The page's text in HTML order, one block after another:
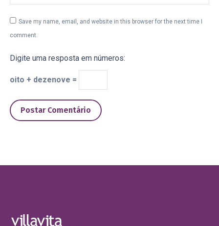
Save my name, email, and website in this browser for the next time I
comment.
Digite uma resposta em números:
oito + dezenove =
Postar Comentário